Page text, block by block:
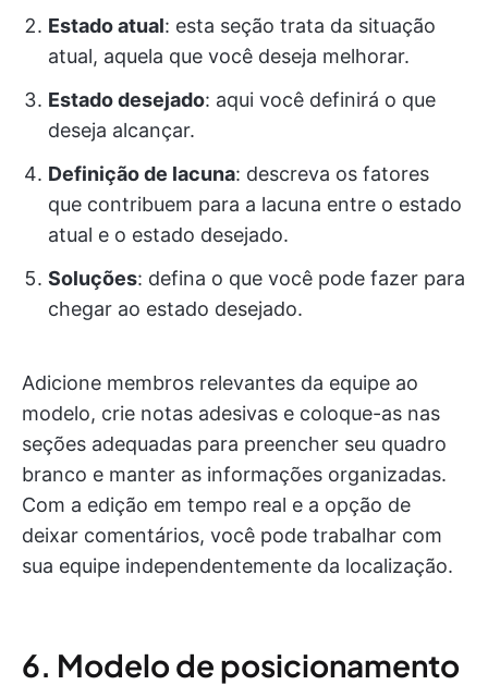
Estado atual: esta seção trata da situação
atual, aquela que você deseja melhorar.
Estado desejado: aqui você definirá o que
deseja alcançar.
Definição de lacuna: descreva os fatores
que contribuem para a lacuna entre o estado
atual e o estado desejado.
Soluções: defina o que você pode fazer para
chegar ao estado desejado.
Adicione membros relevantes da equipe ao
modelo, crie notas adesivas e coloque-as nas
seções adequadas para preencher seu quadro
branco e manter as informações organizadas.
Com a edição em tempo real e a opção de
deixar comentários, você pode trabalhar com
sua equipe independentemente da localização.
6. Modelo de posicionamento